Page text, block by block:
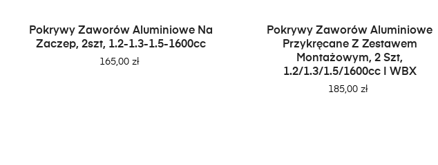
Pokrywy Zaworów Aluminiowe Na
Zaczep, 2szt, 1.2-1.3-1.5-1600cc
Cena
165,00 zł
Pokrywy Zaworów Aluminiowe
Przykręcane Z Zestawem
Montażowym, 2 Szt,
1.2/1.3/1.5/1600cc I WBX
Cena
185,00 zł